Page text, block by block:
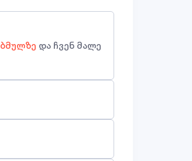
ბმულზე და ჩვენ მალე